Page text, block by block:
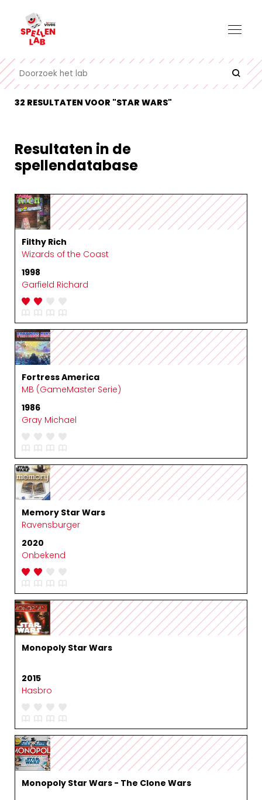
32 RESULTATEN VOOR "STAR WARS"
Resultaten in de
spellendatabase
Filthy Rich
Wizards of the Coast
1998
Garfield Richard
Fortress America
MB (GameMaster Serie)
1986
Gray Michael
Memory Star Wars
Ravensburger
2020
Onbekend
Monopoly Star Wars
2015
Hasbro
Monopoly Star Wars - The Clone Wars